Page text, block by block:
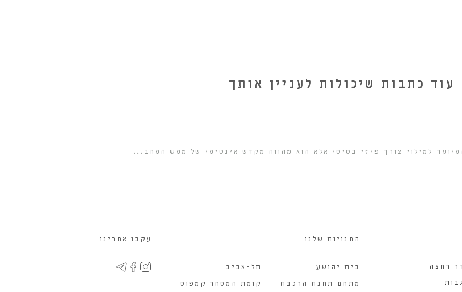
עוד כתבות שיכולות לעניין אותך
למילוי צורך פיזי בסיסי אלא הוא מהווה מקדש אינטימי של ממש המחב...
רחצה
החנויות שלנו
בית יהושע
מתחם תחנת הרכבת
תל-אביב
קומת המסחר קמפוס
עקבו אחרינו